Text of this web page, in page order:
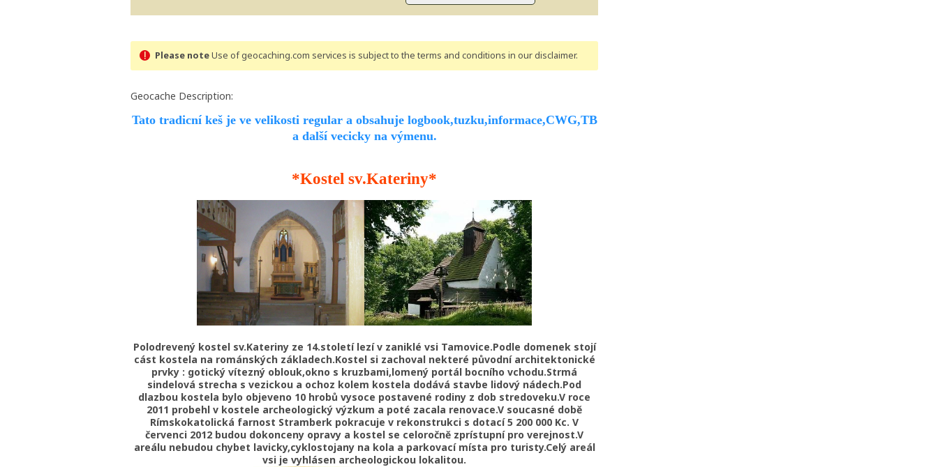
Please noteUse of geocaching.com services is subject to the terms and conditions in our disclaimer.
Geocache Description:
Tato tradicní keš je ve velikosti regular a obsahuje logbook,tuzku,informace,CWG,TB
a další vecicky na výmenu.
*Kostel sv.Kateriny*
Polodrevený kostel sv.Kateriny ze 14.století lezí v zaniklé vsi Tamovice.Podle domenek stojí
cást kostela na románských základech.Kostel si zachoval nekteré původní architektonické
prvky : gotický vítezný oblouk,okno s kruzbami,lomený portál bocního vchodu.Strmá
sindelová strecha s vezickou a ochoz kolem kostela dodává stavbe lidový nádech.Pod
dlazbou kostela bylo objeveno 10 hrobů vysoce postavené rodiny z dob stredoveku.V roce
2011 probehl v kostele archeologický výzkum a poté zacala renovace.V soucasné době
Rímskokatolická farnost Stramberk pokracuje v rekonstrukci s dotací 5 200 000 Kc. V
červenci 2012 budou dokonceny opravy a kostel se celoročně zprístupní pro verejnost.V
areálu nebudou chybet lavicky,cyklostojany na kola a parkovací místa pro turisty.Celý areál
vsi je vyhlásen archeologickou lokalitou.